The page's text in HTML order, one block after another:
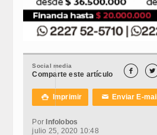
Social media
Comparte este artículo  
 Imprimir ✉Enviar E-mail
Por Infolobos
julio 25, 2020 10:48